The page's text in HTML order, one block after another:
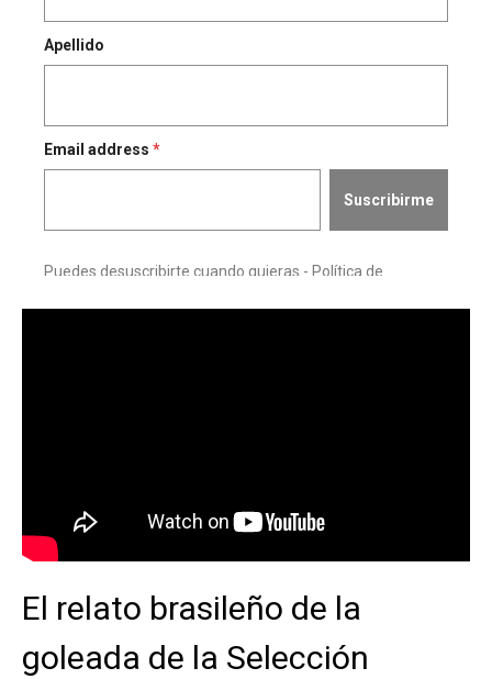
El relato brasileño de la
goleada de la Selección